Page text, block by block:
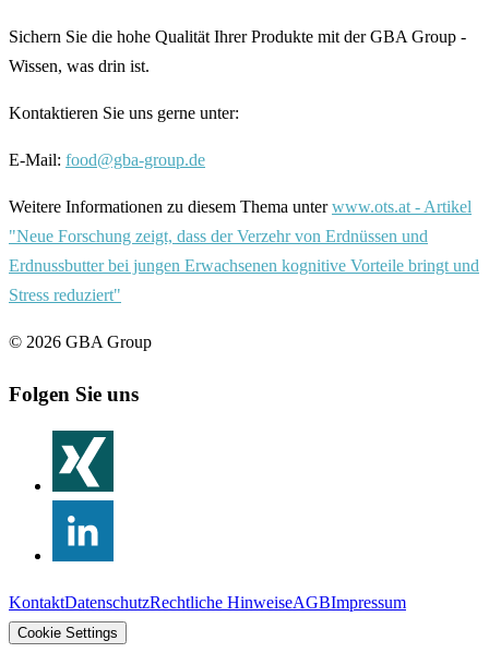
Sichern Sie die hohe Qualität Ihrer Produkte mit der GBA Group -
Wissen, was drin ist.
Kontaktieren Sie uns gerne unter:
E-Mail: food@gba-group.de
Weitere Informationen zu diesem Thema unterwww.ots.at - Artikel
"Neue Forschung zeigt, dass der Verzehr von Erdnüssen und
Erdnussbutter bei jungen Erwachsenen kognitive Vorteile bringt und
Stress reduziert"
© 2026 GBA Group
Folgen Sie uns
KontaktDatenschutzRechtliche HinweiseAGBImpressum
Cookie Settings